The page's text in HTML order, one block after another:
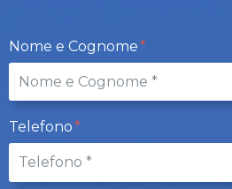
Nome e Cognome
Telefono